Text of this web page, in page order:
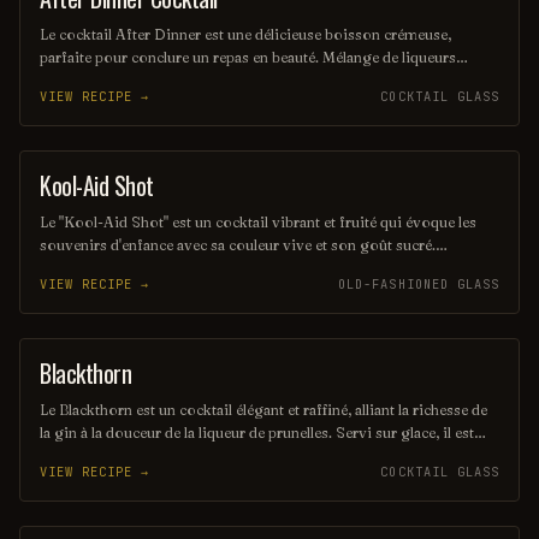
Le cocktail After Dinner est une délicieuse boisson crémeuse,
parfaite pour conclure un repas en beauté. Mélange de liqueurs
gustative riche et réconfortante, idéale pour se détendre après un
bon dîner.
VIEW RECIPE → COCKTAIL GLASS
SHOT
Kool-Aid Shot
Le "Kool-Aid Shot" est un cocktail vibrant et fruité qui évoque les
souvenirs d'enfance avec sa couleur vive et son goût sucré.
Aid, ce shot rafraîchissant est parfait pour les fêtes et les soirées
entre amis. Sa simplicité et son côté ludique en font un choix
populaire pour ceux qui cherchent à s'amuser.
VIEW RECIPE → OLD-FASHIONED GLASS
ORDINARY DRINK
Blackthorn
Le Blackthorn est un cocktail élégant et raffiné, alliant la richesse de
la gin à la douceur de la liqueur de prunelles. Servi sur glace, il est
équilibre parfaitement les saveurs. Ce mélange savoureux évoque
des notes fruitées et épicées, parfait pour les amateurs de cocktails
classiques.
VIEW RECIPE → COCKTAIL GLASS